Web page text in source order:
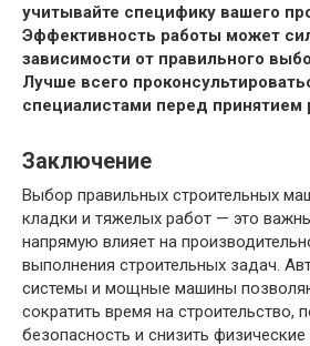
учитывайте специфику вашего
Эффективность работы может
зависимости от правильного
Лучше всего
специалистами перед принятием
Заключение
Выбор правильных строительных
кладки и тяжелых работ — это
напрямую влияет на
выполнения строительных задач.
системы и мощные машины
сократить время на строительство,
безопасность и снизить физические